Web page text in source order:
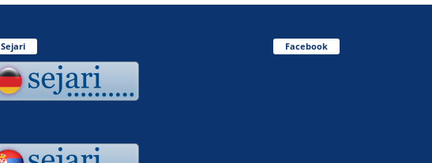
Sejari Facebook